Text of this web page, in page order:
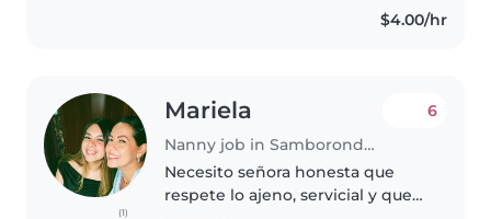
$4.00/hr
(1)
Mariela
Nanny job in Samborondón
6
Necesito señora honesta que
respete lo ajeno, servicial y que